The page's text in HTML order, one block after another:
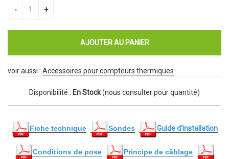
voir aussi : Accessoires pour compteurs thermiques
Disponibilité : En Stock(nous consulter pour quantité)
Fiche technique Sondes Guide d'installation
Conditions de pose Principe de câblage